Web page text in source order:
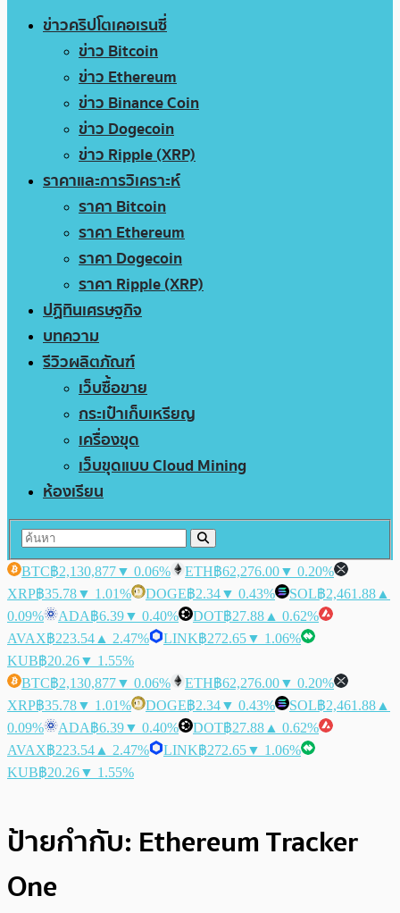
ข่าวคริปโตเคอเรนซี่
ข่าว Bitcoin
ข่าว Ethereum
ข่าว Binance Coin
ข่าว Dogecoin
ข่าว Ripple (XRP)
ราคาและการวิเคราะห์
ราคา Bitcoin
ราคา Ethereum
ราคา Dogecoin
ราคา Ripple (XRP)
ปฏิทินเศรษฐกิจ
บทความ
รีวิวผลิตภัณฑ์
เว็บซื้อขาย
กระเป๋าเก็บเหรียญ
เครื่องขุด
เว็บขุดแบบ Cloud Mining
ห้องเรียน
BTC฿2,130,877▼ 0.06% ETH฿62,276.00▼ 0.20%
XRP฿35.78▼ 1.01% DOGE฿2.34▼ 0.43% SOL฿2,461.88 ▲
0.09%
ADA฿6.39▼ 0.40% DOT฿27.88 ▲ 0.62%
AVAX฿223.54 ▲ 2.47% LINK฿272.65▼ 1.06%
KUB฿20.26▼ 1.55%
BTC฿2,130,877▼ 0.06% ETH฿62,276.00▼ 0.20%
XRP฿35.78▼ 1.01% DOGE฿2.34▼ 0.43% SOL฿2,461.88 ▲
0.09%
ADA฿6.39▼ 0.40% DOT฿27.88 ▲ 0.62%
AVAX฿223.54 ▲ 2.47% LINK฿272.65▼ 1.06%
KUB฿20.26▼ 1.55%
ป้ายกำกับ: Ethereum Tracker
One